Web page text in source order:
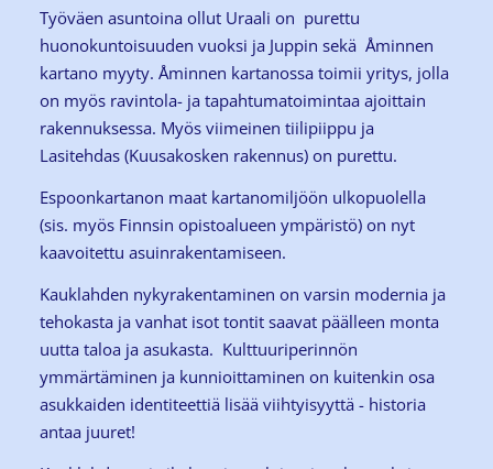
Työväen asuntoina ollut Uraali on purettu
huonokuntoisuuden vuoksi ja Juppin sekä Åminnen
kartano myyty. Åminnen kartanossa toimii yritys, jolla
on myös ravintola- ja tapahtumatoimintaa ajoittain
rakennuksessa. Myös viimeinen tiilipiippu ja
Lasitehdas (Kuusakosken rakennus) on purettu.
Espoonkartanon maat kartanomiljöön ulkopuolella
(sis. myös Finnsin opistoalueen ympäristö) on nyt
kaavoitettu asuinrakentamiseen.
Kauklahden nykyrakentaminen on varsin modernia ja
tehokasta ja vanhat isot tontit saavat päälleen monta
uutta taloa ja asukasta. Kulttuuriperinnön
ymmärtäminen ja kunnioittaminen on kuitenkin osa
asukkaiden identiteettiä lisää viihtyisyyttä - historia
antaa juuret!